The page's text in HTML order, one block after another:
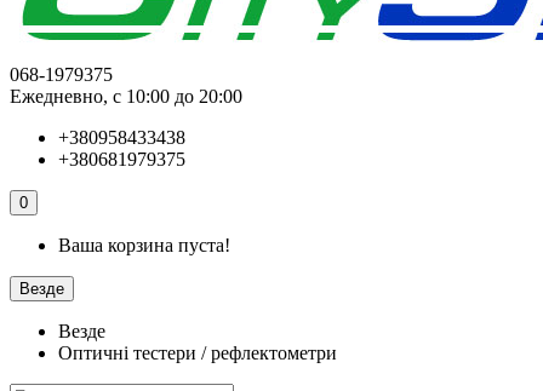
068-1979375
Ежедневно, с 10:00 до 20:00
+380958433438
+380681979375
0
Ваша корзина пуста!
Везде
Везде
Оптичні тестери / рефлектометри